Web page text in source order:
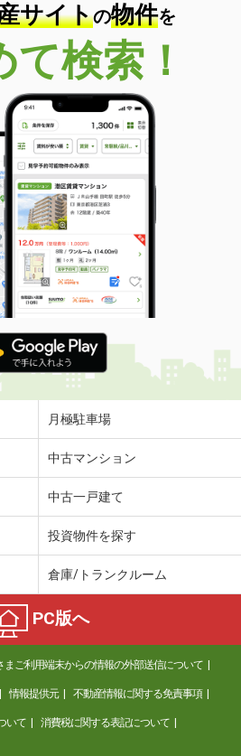
サイトの物件を
て検索！
月極駐車場
中古マンション
中古一戸建て
投資物件を探す
倉庫/トランクルーム
PC版へ
まご利用端末からの情報の外部送信について
情報提供元 不動産情報に関する免責事項
いて 消費税に関する表記について